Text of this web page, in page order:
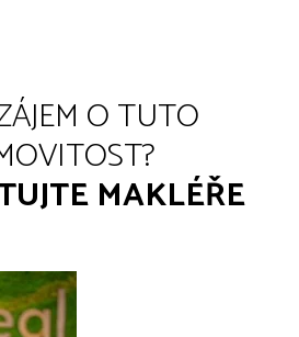
O TUTO
MAKLÉŘE